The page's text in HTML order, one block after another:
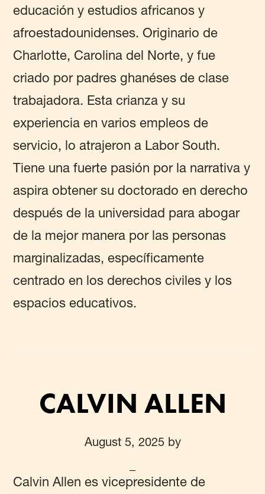
educación y estudios africanos y
afroestadounidenses. Originario de
Charlotte, Carolina del Norte, y fue
criado por padres ghanéses de clase
trabajadora. Esta crianza y su
experiencia en varios empleos de
servicio, lo atrajeron a Labor South.
Tiene una fuerte pasión por la narrativa y
aspira obtener su doctorado en derecho
después de la universidad para abogar
de la mejor manera por las personas
marginalizadas, específicamente
centrado en los derechos civiles y los
espacios educativos.
CALVIN ALLEN
August 5, 2025by
Calvin Allen es vicepresidente de